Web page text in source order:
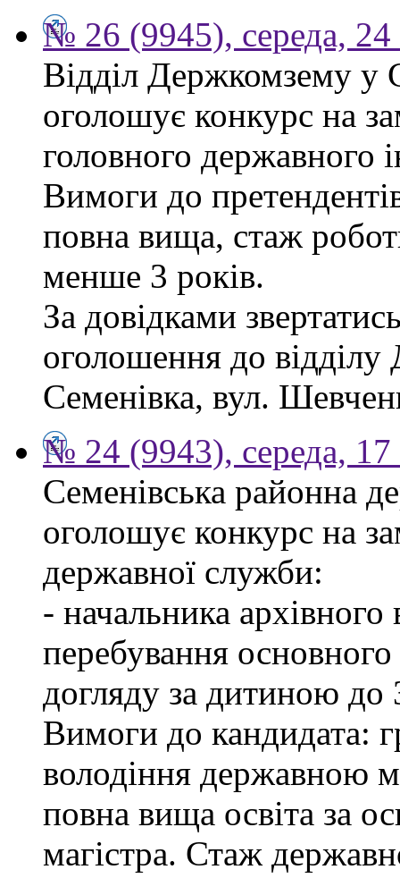
№ 26 (9945), середа, 24
Відділ Держкомзему у
оголошує конкурс на
головного державного
Вимоги до
повна вища, стаж
менше 3 років.
За довідками
оголошення до
Семенівка, вул.
№ 24 (9943), середа, 17
Семенівська районна
оголошує конкурс на
державної служби:
- начальника
перебування
догляду за дитиною до
Вимоги до кандидата:
володіння державною
повна вища освіта за
магістра. Стаж